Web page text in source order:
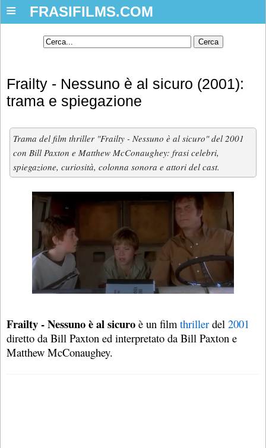
FRASIFILMS.COM
≡
Frailty - Nessuno è al sicuro (2001):
trama e spiegazione
Trama del film thriller "Frailty - Nessuno è al sicuro" del 2001
con Bill Paxton e Matthew McConaughey: frasi celebri,
spiegazione, curiosità, colonna sonora e attori del cast.
Frailty - Nessuno è al sicuro è un filmthriller del 2001
diretto da Bill Paxton ed interpretato da Bill Paxton e
Matthew McConaughey.